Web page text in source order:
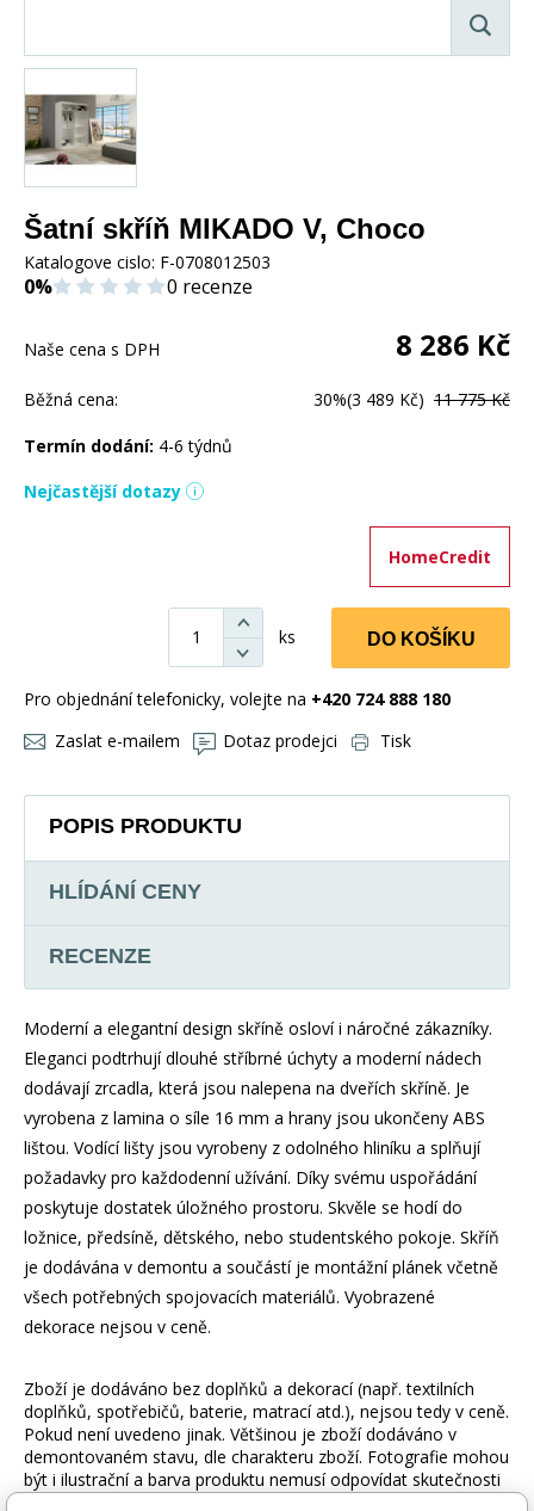
Šatní skříň MIKADO V, Choco
Katalogove cislo: F-0708012503
0% 0 recenze
Naše cena s DPH 8 286 Kč
Běžná cena: 30%(3 489 Kč) 11 775 Kč
Termín dodání: 4-6 týdnů
Nejčastější dotazy
HomeCredit
ks DO KOŠÍKU
Pro objednání telefonicky, volejte na +420 724 888 180
Zaslat e-mailem
Dotaz prodejci Tisk
POPIS PRODUKTU
HLÍDÁNÍ CENY
RECENZE
Moderní a elegantní design skříně osloví i náročné zákazníky.
Eleganci podtrhují dlouhé stříbrné úchyty a moderní nádech
dodávají zrcadla, která jsou nalepena na dveřích skříně. Je
vyrobena z lamina o síle 16 mm a hrany jsou ukončeny ABS
lištou. Vodící lišty jsou vyrobeny z odolného hliníku a splňují
požadavky pro každodenní užívání. Díky svému uspořádání
poskytuje dostatek úložného prostoru. Skvěle se hodí do
ložnice, předsíně, dětského, nebo studentského pokoje. Skříň
je dodávána v demontu a součástí je montážní plánek včetně
všech potřebných spojovacích materiálů. Vyobrazené
dekorace nejsou v ceně.
Zboží je dodáváno bez doplňků a dekorací (např. textilních
doplňků, spotřebičů, baterie, matrací atd.), nejsou tedy v ceně.
Pokud není uvedeno jinak. Většinou je zboží dodáváno v
demontovaném stavu, dle charakteru zboží. Fotografie mohou
být i ilustrační a barva produktu nemusí odpovídat skutečnosti